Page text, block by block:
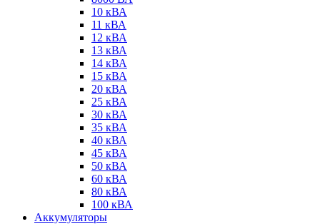
10 кВА
11 кВА
12 кВА
13 кВА
14 кВА
15 кВА
20 кВА
25 кВА
30 кВА
35 кВА
40 кВА
45 кВА
50 кВА
60 кВА
80 кВА
100 кВА
Аккумуляторы